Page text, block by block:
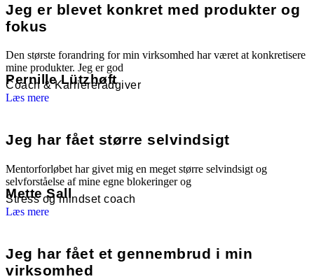
Jeg er blevet konkret med produkter og
fokus
Den største forandring for min virksomhed har været at konkretisere
mine produkter. Jeg er god
Pernille Lützhøft
Coach & Karriererådgiver
Læs mere
Jeg har fået større selvindsigt
Mentorforløbet har givet mig en meget større selvindsigt og
selvforståelse af mine egne blokeringer og
Mette Sall
Stress og mindset coach
Læs mere
Jeg har fået et gennembrud i min
virksomhed